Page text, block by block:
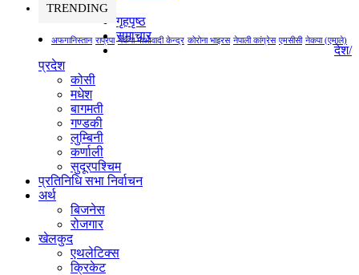
TRENDING
अफगानिस्तान राप्रपा नेकपा माओवादी केन्द्र कोरोना भाइरस नेपाली कांग्रेस एमसीसी नेकपा (एमाले)
गृहपृष्ठ
समाचार
देश/
प्रदेश
कोसी
मधेश
बागमती
गण्डकी
लुम्बिनी
कर्णाली
सुदूरपश्चिम
प्रतिनिधि सभा निर्वाचन
अर्थ
बिजनेस
रोजगार
खेलकुद
एथलेटिक्स
क्रिकेट